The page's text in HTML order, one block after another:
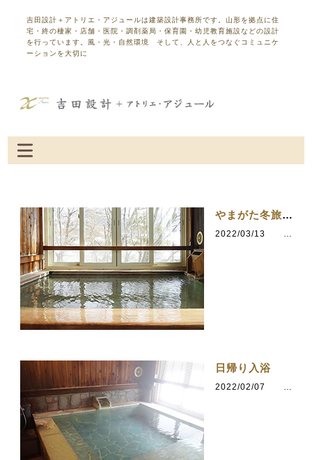
吉田設計＋アトリエ・アジュールは建築設計事務所です。山形を拠点に住
宅・終の棲家・店舗・医院・調剤薬局・保育園・幼児教育施設などの設計
を行っています。風・光・自然環境 そして、人と人をつなぐコミュニケ
ーションを大切に
やまがた冬旅キャンペーン
2022/03/13
日帰り入浴
2022/02/07